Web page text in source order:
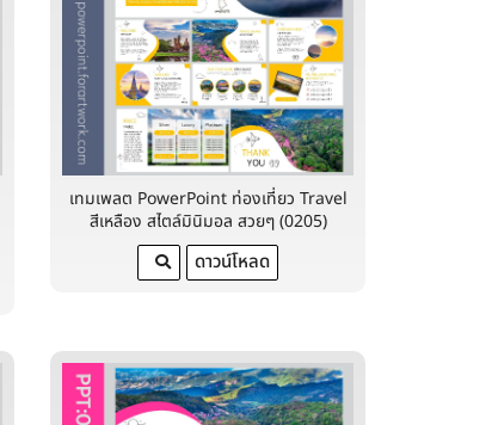
เทมเพลต PowerPoint ท่องเที่ยว Travel
สีเหลือง สไตล์มินิมอล สวยๆ (0205)
ดาวน์โหลด